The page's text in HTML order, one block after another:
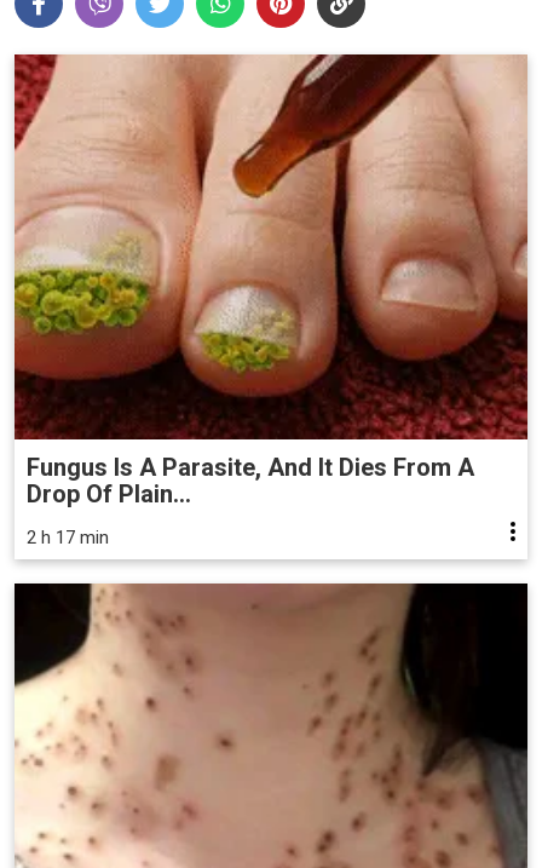
Fungus Is A Parasite, And It Dies From A
Drop Of Plain...
2 h 17 min